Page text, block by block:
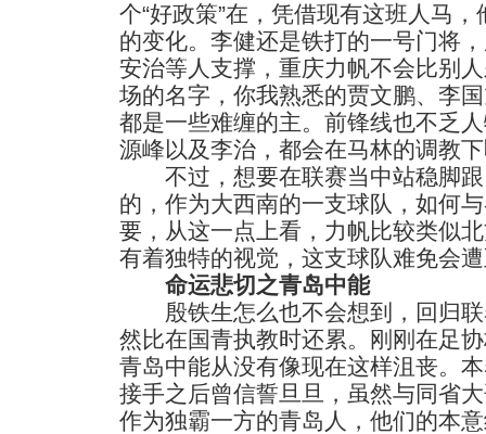
个“好政策”在，凭借现有这班人马
的变化。李健还是铁打的一号门将
安治等人支撑，重庆力帆不会比别
场的名字，你我熟悉的贾文鹏、李
都是一些难缠的主。前锋线也不乏
源峰以及李治，都会在马林的调教
不过，想要在联赛当中站稳脚跟
的，作为大西南的一支球队，如何
要，从这一点上看，力帆比较类似
有着独特的视觉，这支球队难免会
命运悲切之青岛中能
殷铁生怎么也不会想到，回归联
然比在国青执教时还累。刚刚在足
青岛中能从没有像现在这样沮丧。
接手之后曾信誓旦旦，虽然与同省
作为独霸一方的青岛人，他们的本